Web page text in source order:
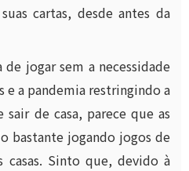
cartas, desde antes da
jogar sem a necessidade
e a pandemia restringindo a
de casa, parece que as
bastante jogando jogos de
casas. Sinto que, devido à